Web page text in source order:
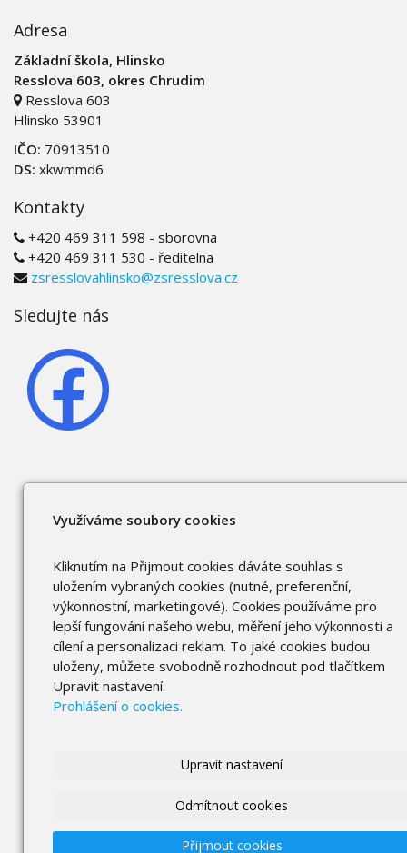
Adresa
Základní škola, Hlinsko
Resslova 603, okres Chrudim
Resslova 603
Hlinsko 53901
IČO: 70913510
DS: xkwmmd6
Kontakty
+420 469 311 598 - sborovna
+420 469 311 530 - ředitelna
zsresslovahlinsko@zsresslova.cz
Sledujte nás
Využíváme soubory cookies
Kliknutím na Přijmout cookies dáváte souhlas s
uložením vybraných cookies (nutné, preferenční,
výkonnostní, marketingové). Cookies používáme pro
lepší fungování našeho webu, měření jeho výkonnosti a
cílení a personalizaci reklam. To jaké cookies budou
uloženy, můžete svobodně rozhodnout pod tlačítkem
Upravit nastavení.
Prohlášení o cookies.
Upravit nastavení
Odmítnout cookies
Přijmout cookies